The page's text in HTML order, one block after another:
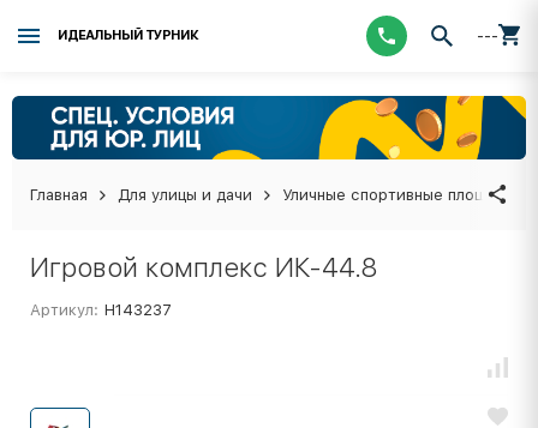
ИДЕАЛЬНЫЙ ТУРНИК ---
Главная Для улицы и дачи Уличные спортивные площадки
Игровой комплекс ИК-44.8
Артикул: Н143237